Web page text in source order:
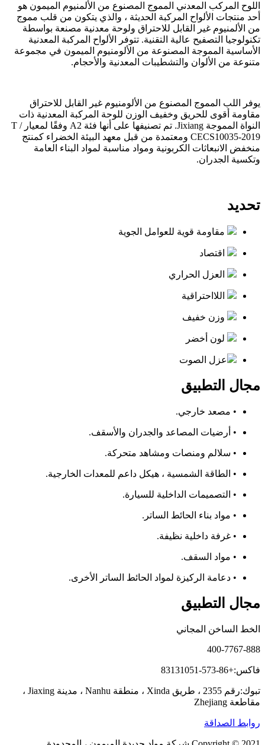
اللوح المركب المعدني المموج المصنوع من الألمنيوم الميمون هو
أحد منتجات الألواح المركبة الحديثة ، والذي يتكون من قلب مموج
من الألمنيوم غير القابل للاحتراق ولوحة معدنية مصنعة بواسطة
تكنولوجيا التصفيح عالية التقنية. تتوفر الألواح المركبة المعدنية
الأساسية المموجة المصنوعة من الألومنيوم الميمون في مجموعة
متنوعة من الألوان والتشطيبات المعدنية والأحجام.
يوفر اللب المموج المصنوع من الألومنيوم غير القابل للاحتراق
مقاومة أقوى للحريق وخفيف الوزن للوحة المركبة المعدنية ذات
النواة المموجة Jixiang. تم تصنيفها على أنها فئة A2 وفقًا لمعيار T /
CECS10035-2019 ومعتمدة من قبل معهد البيئة الخضراء كمنتج
منخفض الانبعاثات الكربونية ومواد مناسبة لمواد البناء العامة
وتكسية الجدران.
تحديد
مقاومة قوية للعوامل الجوية
اقتصاد
العزل الحراري
اللااحتراقية
وزن خفيف
لون أخضر
عزل الصوت
مجال التطبيق
• مصعد خارجي.
• أرضيات المصاعد والجدران والأسقف.
• سلالم ومنصات ومشاهد متحركة.
• الطاقة الشمسية ، هيكل داعم للمعدات الخارجية.
• التصميمات الداخلية للسيارة.
• مواد بناء الحائط الساتر.
• غرفة داخلية نظيفة.
• مواد السقف.
• دعامة الركيزة لمواد الحائط الساتر الأخرى.
مجال التطبيق
الخط الساخن المجاني
400-7767-888
فاكس:+86-573-83131051
تبوك:رقم 2355 ، طريق Xinda ، منطقة Nanhu ، مدينة Jiaxing ،
مقاطعة Zhejiang
روابط الصداقة